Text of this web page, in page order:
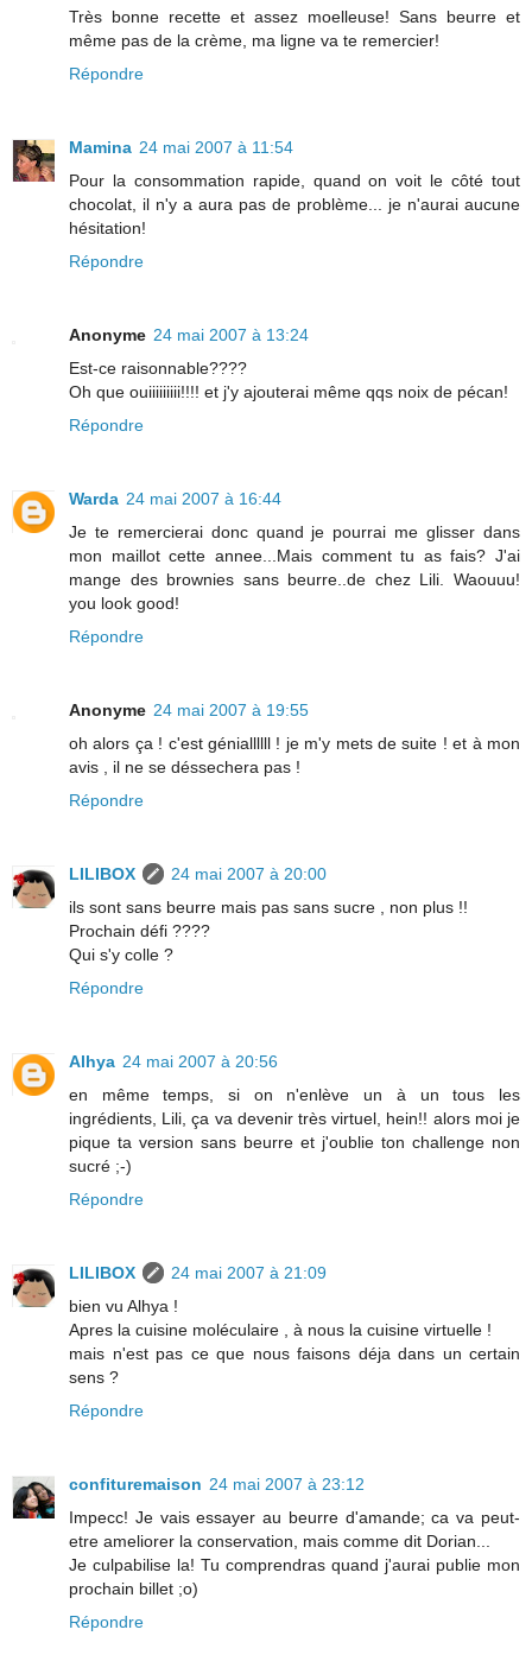
Très bonne recette et assez moelleuse! Sans beurre et
même pas de la crème, ma ligne va te remercier!
Répondre
Mamina 24 mai 2007 à 11:54
Pour la consommation rapide, quand on voit le côté tout
chocolat, il n'y a aura pas de problème... je n'aurai aucune
hésitation!
Répondre
Anonyme 24 mai 2007 à 13:24
Est-ce raisonnable????
Oh que ouiiiiiiiii!!!! et j'y ajouterai même qqs noix de pécan!
Répondre
Warda 24 mai 2007 à 16:44
Je te remercierai donc quand je pourrai me glisser dans
mon maillot cette annee...Mais comment tu as fais? J'ai
mange des brownies sans beurre..de chez Lili. Waouuu!
you look good!
Répondre
Anonyme 24 mai 2007 à 19:55
oh alors ça ! c'est géniallllll ! je m'y mets de suite ! et à mon
avis , il ne se déssechera pas !
Répondre
LILIBOX
24 mai 2007 à 20:00
ils sont sans beurre mais pas sans sucre , non plus !!
Prochain défi ????
Qui s'y colle ?
Répondre
Alhya 24 mai 2007 à 20:56
en même temps, si on n'enlève un à un tous les
ingrédients, Lili, ça va devenir très virtuel, hein!! alors moi je
pique ta version sans beurre et j'oublie ton challenge non
sucré ;-)
Répondre
LILIBOX
24 mai 2007 à 21:09
bien vu Alhya !
Apres la cuisine moléculaire , à nous la cuisine virtuelle !
mais n'est pas ce que nous faisons déja dans un certain
sens ?
Répondre
confituremaison 24 mai 2007 à 23:12
Impecc! Je vais essayer au beurre d'amande; ca va peut-
etre ameliorer la conservation, mais comme dit Dorian...
Je culpabilise la! Tu comprendras quand j'aurai publie mon
prochain billet ;o)
Répondre